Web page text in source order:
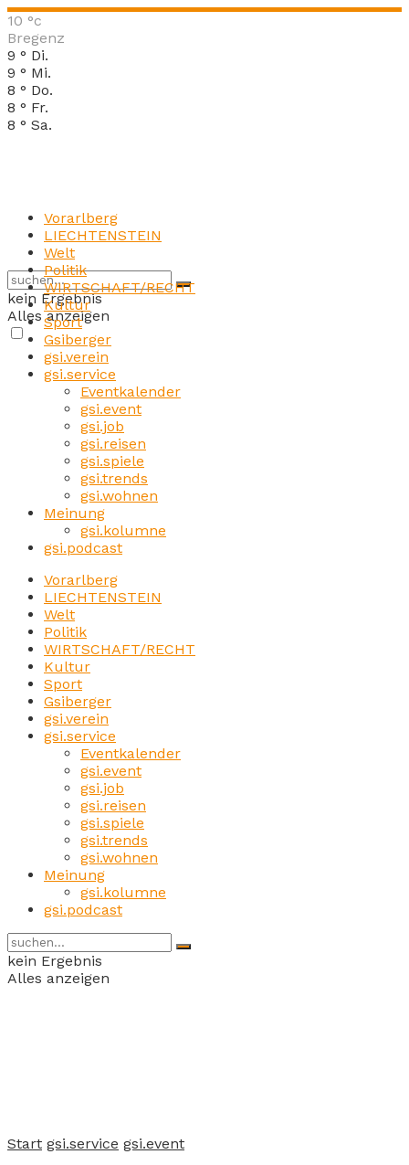
10 °c
Bregenz
9 ° Di.
9 ° Mi.
8 ° Do.
8 ° Fr.
8 ° Sa.
kein Ergebnis
Alles anzeigen
Vorarlberg
LIECHTENSTEIN
Welt
Politik
WIRTSCHAFT/RECHT
Kultur
Sport
Gsiberger
gsi.verein
gsi.service
Eventkalender
gsi.event
gsi.job
gsi.reisen
gsi.spiele
gsi.trends
gsi.wohnen
Meinung
gsi.kolumne
gsi.podcast
Vorarlberg
LIECHTENSTEIN
Welt
Politik
WIRTSCHAFT/RECHT
Kultur
Sport
Gsiberger
gsi.verein
gsi.service
Eventkalender
gsi.event
gsi.job
gsi.reisen
gsi.spiele
gsi.trends
gsi.wohnen
Meinung
gsi.kolumne
gsi.podcast
kein Ergebnis
Alles anzeigen
Start gsi.service gsi.event